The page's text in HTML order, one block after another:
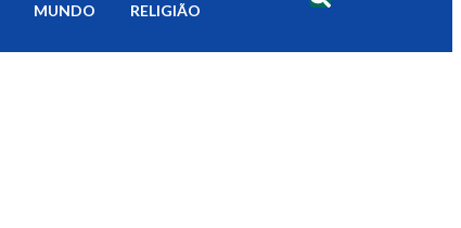
MUNDO RELIGIÃO